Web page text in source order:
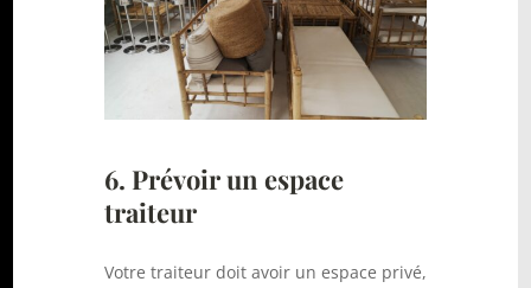
6. Prévoir un espace
traiteur
Votre traiteur doit avoir un espace privé,